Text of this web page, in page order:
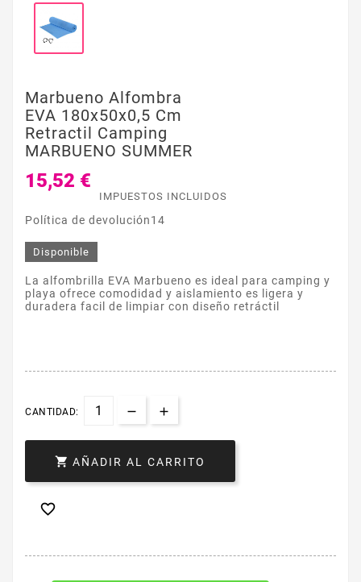
Marbueno Alfombra
EVA 180x50x0,5 Cm
Retractil Camping
MARBUENO SUMMER
15,52 €
IMPUESTOS INCLUIDOS
Política de devolución14
Disponible
La alfombrilla EVA Marbueno es ideal para camping y
playa ofrece comodidad y aislamiento es ligera y
duradera facil de limpiar con diseño retráctil
CANTIDAD:
 AÑADIR AL CARRITO
